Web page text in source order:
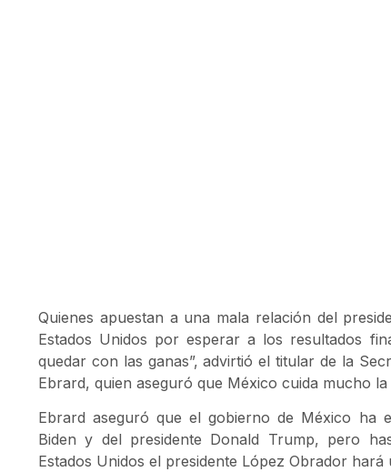
Quienes apuestan a una mala relación del
Estados Unidos por esperar a los resultados
quedar con las ganas”, advirtió el titular de la
Ebrard, quien aseguró que México cuida mucho
Ebrard aseguró que el gobierno de México ha
Biden y del presidente Donald Trump, pero
Estados Unidos el presidente López Obrador